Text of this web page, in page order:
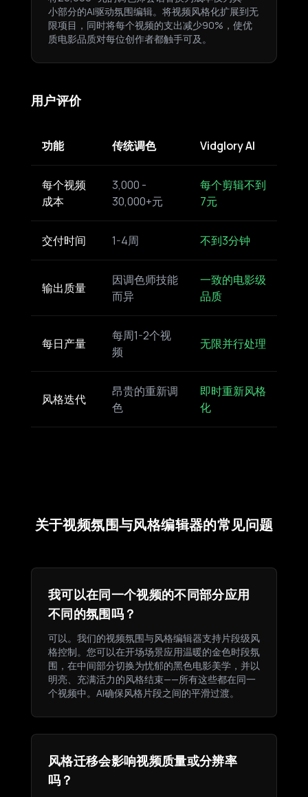
小部分的AI驱动氛围编辑。将视频风格化扩展到无
限项目，同时将每个视频的支出减少90%，使优
质电影品质对每位创作者都触手可及。
用户评价
功能 传统调色 Vidglory AI
每个视频
成本
3,000 -
30,000+元
每个剪辑不到
7元
交付时间 1-4周 不到3分钟
输出质量
因调色师技能
而异
一致的电影级
品质
每日产量
每周1-2个视
频
无限并行处理
风格迭代
昂贵的重新调
色
即时重新风格
化
关于视频氛围与风格编辑器的常见问题
我可以在同一个视频的不同部分应用
不同的氛围吗？
可以。我们的视频氛围与风格编辑器支持片段级风
格控制。您可以在开场场景应用温暖的金色时段氛
围，在中间部分切换为忧郁的黑色电影美学，并以
明亮、充满活力的风格结束——所有这些都在同一
个视频中。AI确保风格片段之间的平滑过渡。
风格迁移会影响视频质量或分辨率
吗？